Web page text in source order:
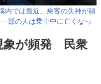
内では最近、乗客の失神が頻
部の人は乗車中に亡くなっ
象が頻発 民衆